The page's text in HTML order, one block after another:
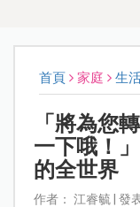
首頁 家庭 生
「將為您
一下哦！
的全世界
作者： 江睿毓 | 發